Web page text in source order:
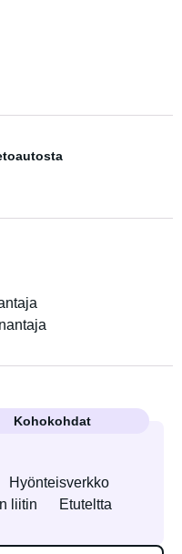
Kohokohdat
Hyönteisverkko
liitin Etuteltta